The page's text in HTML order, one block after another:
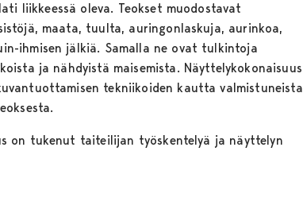
liikkeessä oleva. Teokset muodostavat
maata, tuulta, auringonlaskuja, aurinkoa,
ihmisen jälkiä. Samalla ne ovat tulkintoja
ja nähdyistä maisemista. Näyttelykokonaisuus
tekniikoiden kautta valmistuneista
on tukenut taiteilijan työskentelyä ja näyttelyn